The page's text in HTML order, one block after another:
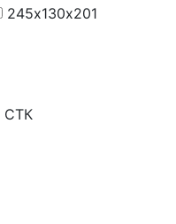
245х130х201
СТК